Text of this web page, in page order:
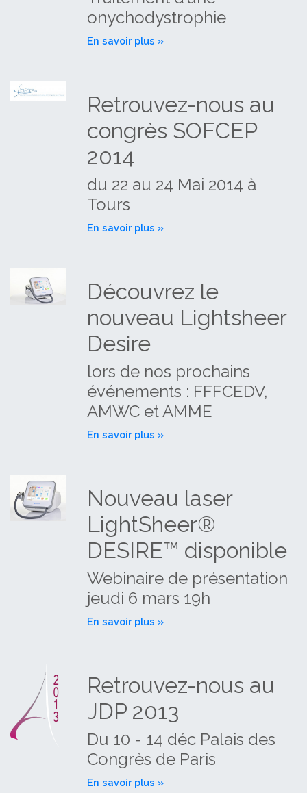
onychodystrophie
En savoir plus »
Retrouvez-nous au
congrès SOFCEP
2014
du 22 au 24 Mai 2014 à
Tours
En savoir plus »
Découvrez le
nouveau Lightsheer
Desire
lors de nos prochains
événements : FFFCEDV,
AMWC et AMME
En savoir plus »
Nouveau laser
LightSheer®
DESIRE™ disponible
Webinaire de présentation
jeudi 6 mars 19h
En savoir plus »
Retrouvez-nous au
JDP 2013
Du 10 - 14 déc Palais des
Congrès de Paris
En savoir plus »